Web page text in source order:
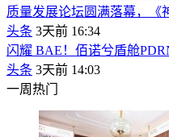
质量发展论坛圆满落幕，《
头条 3天前 16:34
闪耀 BAE！佰诺兮盾舱
头条 3天前 14:03
一周热门